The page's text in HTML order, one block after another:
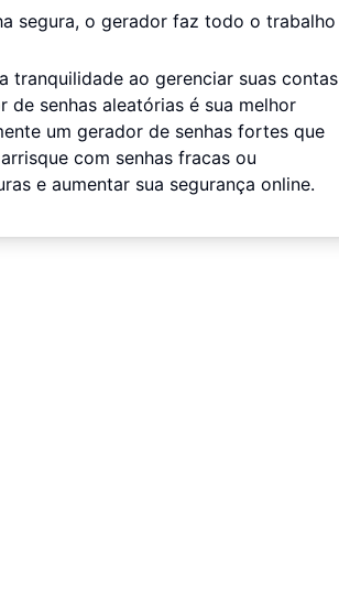
segura, o gerador faz todo o trabalho
tranquilidade ao gerenciar suas contas
de senhas aleatórias é sua melhor
um gerador de senhas fortes que
com senhas fracas ou
e aumentar sua segurança online.